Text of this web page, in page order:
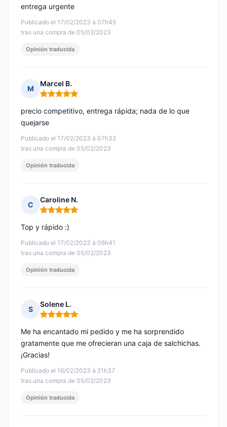
Publicado el 17/02/2023 à 07h45
tras una compra de 05/02/2023
entrega urgente
Opinión traducida
M
Marcel B.
Nota: 5 de 5
Publicado el 17/02/2023 à 07h32
tras una compra de 05/02/2023
precio competitivo, entrega rápida; nada de lo que
quejarse
Opinión traducida
C
Caroline N.
Nota: 5 de 5
Publicado el 17/02/2023 à 06h41
tras una compra de 05/02/2023
Top y rápido :)
Opinión traducida
S
Solene L.
Nota: 5 de 5
Publicado el 16/02/2023 à 21h37
tras una compra de 05/02/2023
Me ha encantado mi pedido y me ha sorprendido
gratamente que me ofrecieran una caja de salchichas.
¡Gracias!
Opinión traducida